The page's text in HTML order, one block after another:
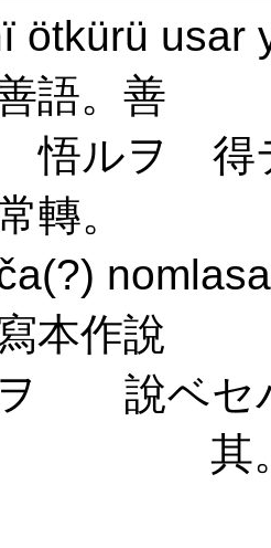
ötkürü
語。善
ルヲ 得
。
本作說
說ベセ